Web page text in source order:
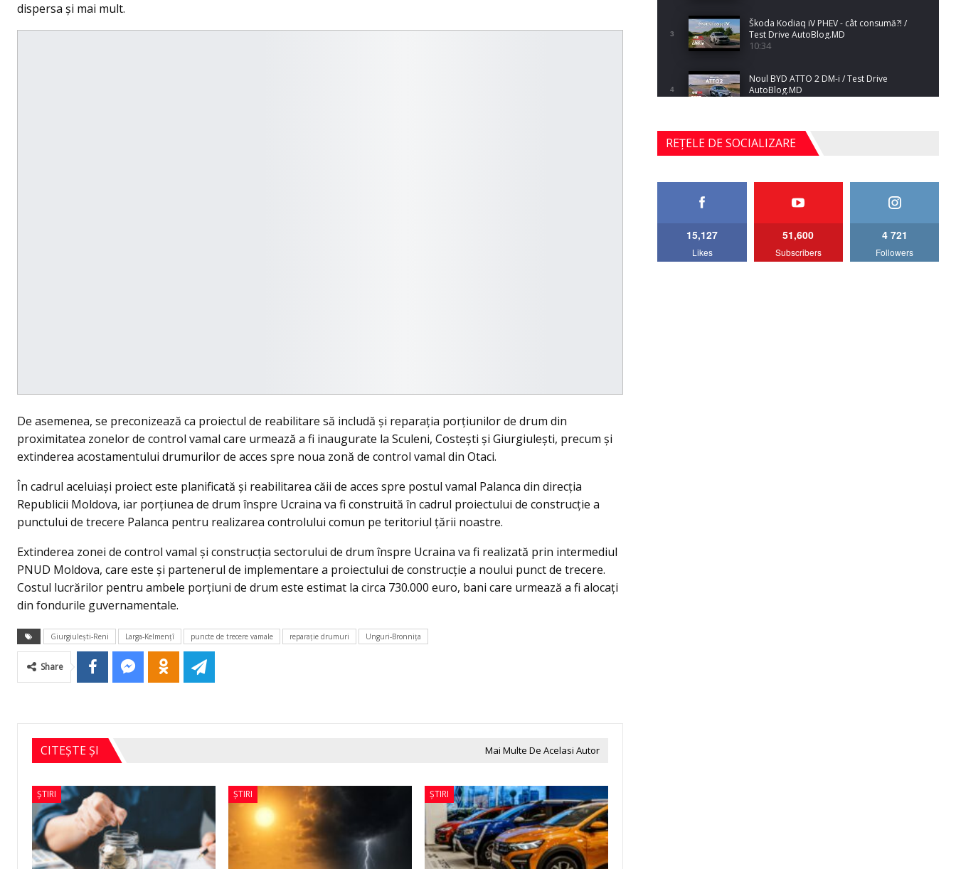
dispersa și mai mult.
De asemenea, se preconizează ca proiectul de reabilitare să includă și reparația porțiunilor de drum din
proximitatea zonelor de control vamal care urmează a fi inaugurate la Sculeni, Costești și Giurgiulești, precum și
extinderea acostamentului drumurilor de acces spre noua zonă de control vamal din Otaci.
În cadrul aceluiași proiect este planificată și reabilitarea căii de acces spre postul vamal Palanca din direcția
Republicii Moldova, iar porțiunea de drum înspre Ucraina va fi construită în cadrul proiectului de construcție a
punctului de trecere Palanca pentru realizarea controlului comun pe teritoriul țării noastre.
Extinderea zonei de control vamal și construcția sectorului de drum înspre Ucraina va fi realizată prin intermediul
PNUD Moldova, care este și partenerul de implementare a proiectului de construcție a noului punct de trecere.
Costul lucrărilor pentru ambele porțiuni de drum este estimat la circa 730.000 euro, bani care urmează a fi alocați
din fondurile guvernamentale.
Giurgiulești-Reni Larga-Kelmențî puncte de trecere vamale reparaţie drumuri Unguri-Bronnița
Share
CITEȘTE ȘI Mai Multe De Acelasi Autor
ȘTIRI ȘTIRI ȘTIRI
3
Škoda Kodiaq iV PHEV - cât consumă?! /
Test Drive AutoBlog.MD
10:34
4
Noul BYD ATTO 2 DM-i / Test Drive
AutoBlog.MD
5
Noul Mercedes-Benz S-Class facelift (S 580
4MATIC V223) / Test Drive AutoBlog.MD
27:33
AutoBlog.MD
REȚELE DE SOCIALIZARE
15,127
Likes
51,600
Subscribers
4 721
Followers